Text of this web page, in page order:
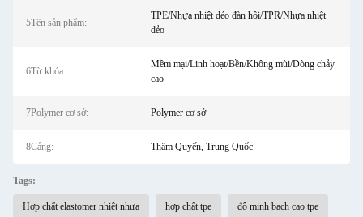
5Tên sản phẩm:
TPE/Nhựa nhiệt dẻo đàn hồi/TPR/Nhựa nhiệt
dẻo
6Từ khóa:
Mềm mại/Linh hoạt/Bền/Không mùi/Dòng chảy
cao
7Polymer cơ sở: Polymer cơ sở
8Cảng: Thâm Quyến, Trung Quốc
Tags:
Hợp chất elastomer nhiệt nhựa hợp chất tpe độ minh bạch cao tpe